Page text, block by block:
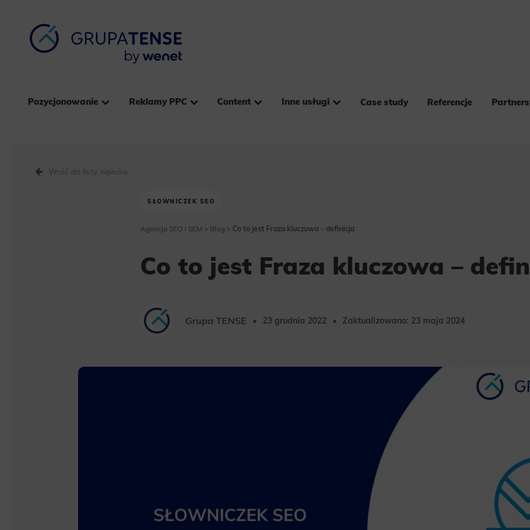
Pozycjonowanie Reklamy PPC Content Inne usługi Case study Referencje
SŁOWNICZEK SEO
Agencja SEO i SEM > Blog > Co to jest Fraza kluczowa – definicja
Co to jest Fraza kluczowa –
Grupa TENSE 23 grudnia 2022 Zaktualizowano: 23 maja 2024